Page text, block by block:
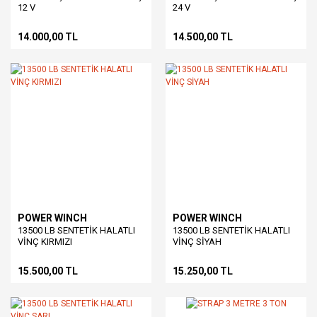
12 V
14.000,00 TL
24 V
14.500,00 TL
POWER WINCH
13500 LB SENTETİK HALATLI
VİNÇ KIRMIZI
15.500,00 TL
POWER WINCH
13500 LB SENTETİK HALATLI
VİNÇ SİYAH
15.250,00 TL